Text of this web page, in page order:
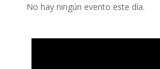
No hay ningún evento este día.